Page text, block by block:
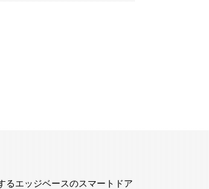
るエッジベースのスマートドア